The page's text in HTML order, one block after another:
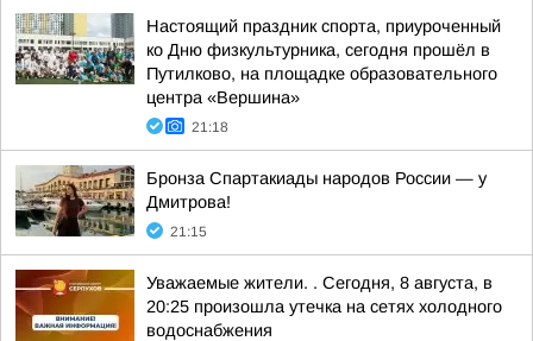
Настоящий праздник спорта, приуроченный
ко Дню физкультурника, сегодня прошёл в
Путилково, на площадке образовательного
центра «Вершина»
21:18
Бронза Спартакиады народов России — у
Дмитрова!
21:15
Уважаемые жители. . Сегодня, 8 августа, в
20:25 произошла утечка на сетях холодного
водоснабжения